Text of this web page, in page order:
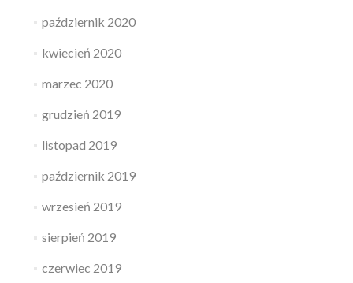
październik 2020
kwiecień 2020
marzec 2020
grudzień 2019
listopad 2019
październik 2019
wrzesień 2019
sierpień 2019
czerwiec 2019